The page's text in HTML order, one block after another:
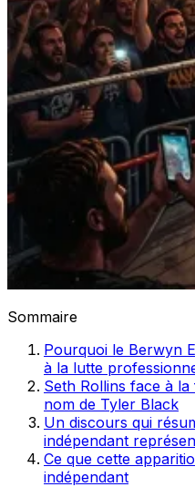
Sommaire
Pourquoi le Berwyn
à la lutte
Seth Rollins face à
nom de Tyler Black
Un discours qui
indépendant
Ce que cette
indépendant